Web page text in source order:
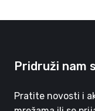
Pridruži nam
Pratite novosti i